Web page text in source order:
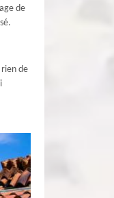
de
rien de